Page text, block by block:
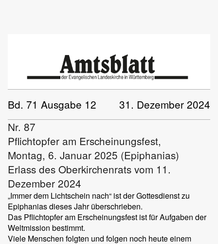
Bd. 71 Ausgabe 12
31. Dezember 2024
Nr. 87
Pflichtopfer am Erscheinungsfest,
Montag, 6. Januar 2025 (Epiphanias)
Erlass des Oberkirchenrats vom 11.
Dezember 2024
„Immer dem Lichtschein nach“ ist der Gottesdienst zu
Epiphanias dieses Jahr überschrieben.
Das Pflichtopfer am Erscheinungsfest ist für Aufgaben der
Weltmission bestimmt.
Viele Menschen folgten und folgen noch heute einem